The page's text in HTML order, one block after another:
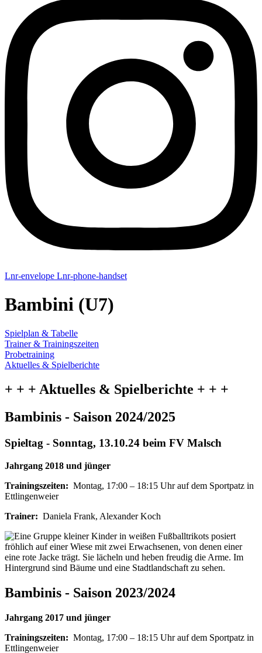
Lnr-envelope Lnr-phone-handset
Bambini (U7)
Spielplan & Tabelle
Trainer & Trainingszeiten
Probetraining
Aktuelles & Spielberichte
+ + + Aktuelles & Spielberichte + + +
Bambinis - Saison 2024/2025
Spieltag - Sonntag, 13.10.24 beim FV Malsch
Jahrgang 2018 und jünger
Trainingszeiten: Montag, 17:00 – 18:15 Uhr auf dem Sportpatz in
Ettlingenweier
Trainer: Daniela Frank, Alexander Koch
Bambinis - Saison 2023/2024
Jahrgang 2017 und jünger
Trainingszeiten: Montag, 17:00 – 18:15 Uhr auf dem Sportpatz in
Ettlingenweier